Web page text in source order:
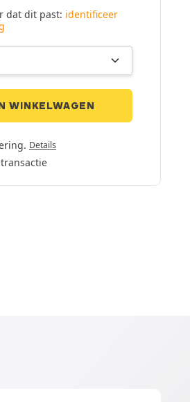
dat dit past: identificeer
WINKELWAGEN
Details